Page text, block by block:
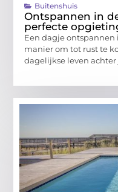
Buitenshuis
Ontspannen in
perfecte
Een dagje ontspannen
manier om tot rust te
dagelijkse leven achter